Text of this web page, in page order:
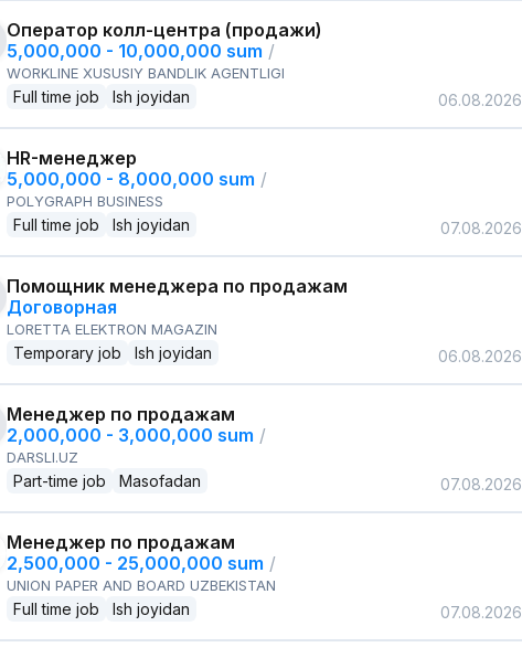
Оператор колл-центра (продажи)
5,000,000 - 10,000,000 sum /
WORKLINE XUSUSIY BANDLIK AGENTLIGI
Full time job Ish joyidan 06.08.2026
HR-менеджер
5,000,000 - 8,000,000 sum /
POLYGRAPH BUSINESS
Full time job Ish joyidan 07.08.2026
Помощник менеджера по продажам
Договорная
LORETTA ELEKTRON MAGAZIN
Temporary job Ish joyidan 06.08.2026
Менеджер по продажам
2,000,000 - 3,000,000 sum /
DARSLI.UZ
Part-time job Masofadan 07.08.2026
Менеджер по продажам
2,500,000 - 25,000,000 sum /
UNION PAPER AND BOARD UZBEKISTAN
Full time job Ish joyidan 07.08.2026